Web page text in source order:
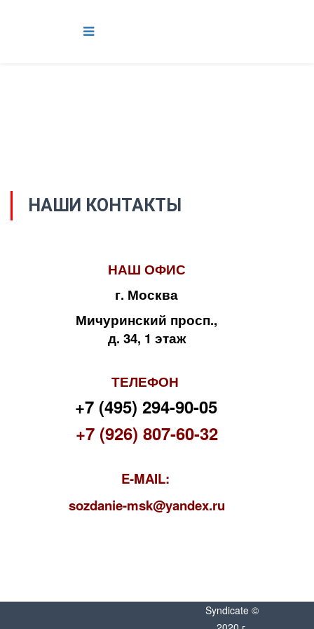
НАШИ КОНТАКТЫ
НАШ ОФИС
г. Москва
Мичуринский просп.,
д. 34, 1 этаж
ТЕЛЕФОН
+7 (495) 294-90-05
+7 (926) 807-60-32
E-MAIL:
sozdanie-msk@yandex.ru
Syndicate ©